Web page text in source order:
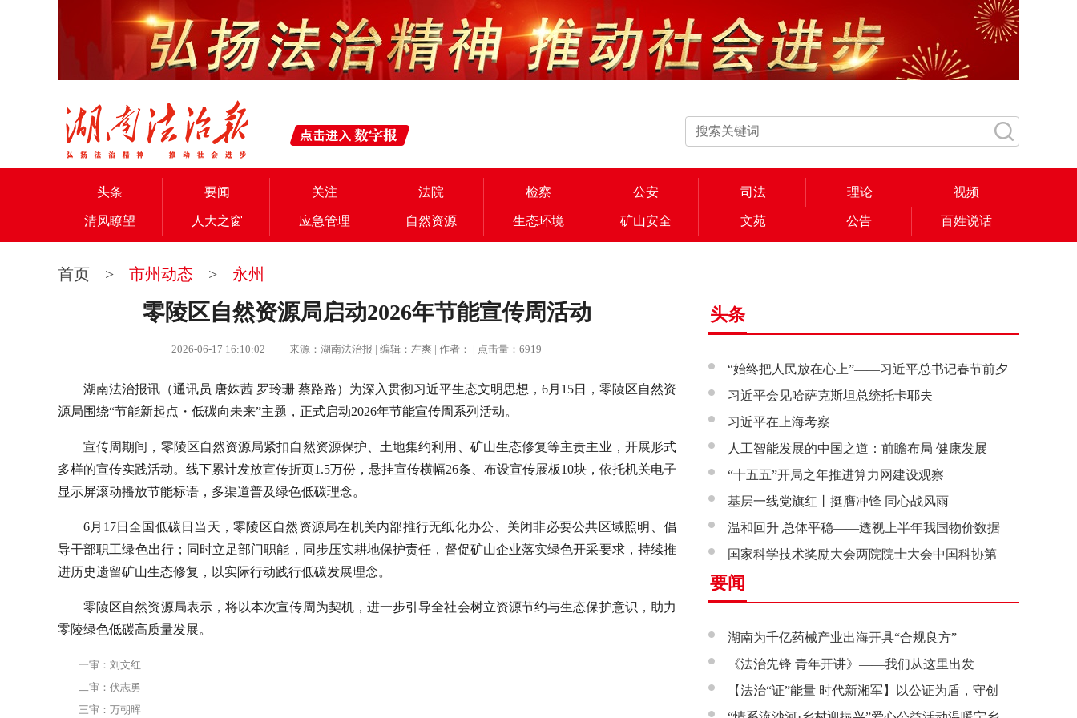
头条 要闻 关注 法院 检察 公安 司法 理论 视频
清风瞭望 人大之窗 应急管理 自然资源 生态环境 矿山安全 文苑 公告 百姓说话
首页 > 市州动态 > 永州
零陵区自然资源局启动2026年节能宣传周活动
2026-06-17 16:10:02 来源：湖南法治报 | 编辑：左爽 | 作者： | 点击量：6919
湖南法治报讯（通讯员 唐姝茜 罗玲珊 蔡路路）为深入贯彻习近平生态文明思想，6月15日，零陵区自然资
源局围绕“节能新起点・低碳向未来”主题，正式启动2026年节能宣传周系列活动。
宣传周期间，零陵区自然资源局紧扣自然资源保护、土地集约利用、矿山生态修复等主责主业，开展形式
多样的宣传实践活动。线下累计发放宣传折页1.5万份，悬挂宣传横幅26条、布设宣传展板10块，依托机关电子
显示屏滚动播放节能标语，多渠道普及绿色低碳理念。
6月17日全国低碳日当天，零陵区自然资源局在机关内部推行无纸化办公、关闭非必要公共区域照明、倡
导干部职工绿色出行；同时立足部门职能，同步压实耕地保护责任，督促矿山企业落实绿色开采要求，持续推
进历史遗留矿山生态修复，以实际行动践行低碳发展理念。
零陵区自然资源局表示，将以本次宣传周为契机，进一步引导全社会树立资源节约与生态保护意识，助力
零陵绿色低碳高质量发展。
一审：刘文红
二审：伏志勇
三审：万朝晖
头条
“始终把人民放在心上”——习近平总书记春节前夕
赴辽宁看望慰问基层干部群众纪实
习近平会见哈萨克斯坦总统托卡耶夫
习近平在上海考察
人工智能发展的中国之道：前瞻布局 健康发展
“十五五”开局之年推进算力网建设观察
基层一线党旗红丨挺膺冲锋 同心战风雨
温和回升 总体平稳——透视上半年我国物价数据
国家科学技术奖励大会两院院士大会中国科协第
十一次全国代表大会在京召开
要闻
湖南为千亿药械产业出海开具“合规良方”
《法治先锋 青年开讲》——我们从这里出发
【法治“证”能量 时代新湘军】以公证为盾，守创